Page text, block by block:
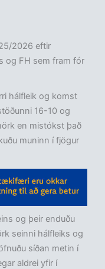
2026 eftir
og FH sem fram fór
hálfleik og komst
16-10 og
en mistókst það
muninn í fjögur
og þeir enduðu
seinni hálfleiks og
síðan metin í
aldrei yfir í